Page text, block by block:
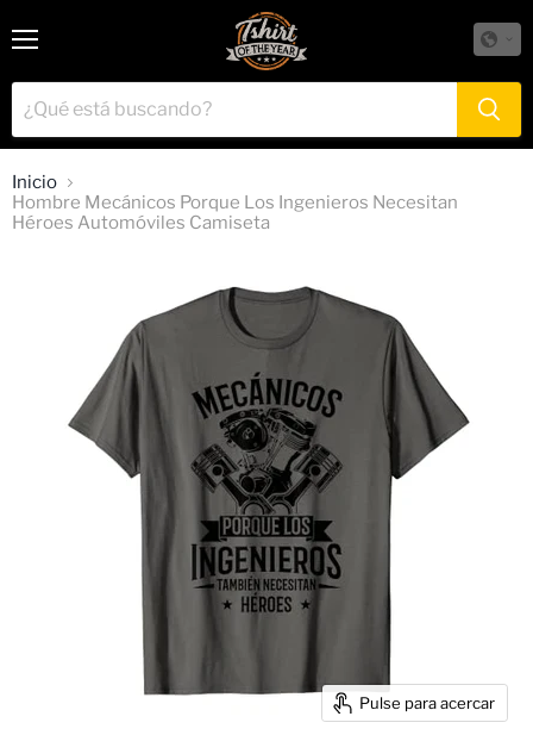
Inicio
Hombre Mecánicos Porque Los Ingenieros Necesitan
Héroes Automóviles Camiseta
Pulse para acercar